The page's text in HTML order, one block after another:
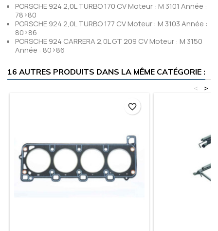
PORSCHE 924 2,0L TURBO 170 CV Moteur : M 3101 Année :
78>80
PORSCHE 924 2,0L TURBO 177 CV Moteur : M 3103 Année :
80>86
PORSCHE 924 CARRERA 2,0L GT 209 CV Moteur : M 3150
Année : 80>86
16 AUTRES PRODUITS DANS LA MÊME CATÉGORIE :
>
<
favorite_border